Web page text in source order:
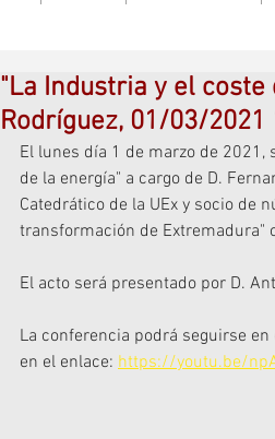
"La Industria y el coste
Rodríguez, 01/03/2021
El lunes día 1 de marzo de 2021,
de la energía" a cargo de D.
Catedrático de la UEx y socio de
transformación de Extremadura"
El acto será presentado por D.
La conferencia podrá seguirse
en el enlace: https://youtu.be/